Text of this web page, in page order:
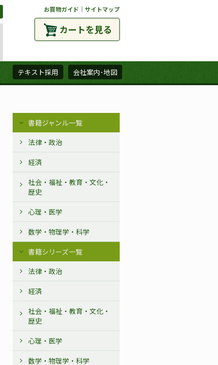
お買物ガイド ｜ サイトマップ
カートを見る
テキスト採用 会社案内･地図
書籍ジャンル一覧
法律・政治
経済
社会・福祉・教育・文化・
歴史
心理・医学
数学・物理学・科学
書籍シリーズ一覧
法律・政治
経済
社会・福祉・教育・文化・
歴史
心理・医学
数学・物理学・科学